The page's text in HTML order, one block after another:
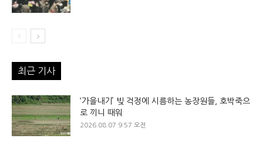
최근 기사
‘가을내기’ 빚 걱정에 시름하는 농장원들, 호박죽으
로 끼니 때워
2026.08.07 9:57 오전